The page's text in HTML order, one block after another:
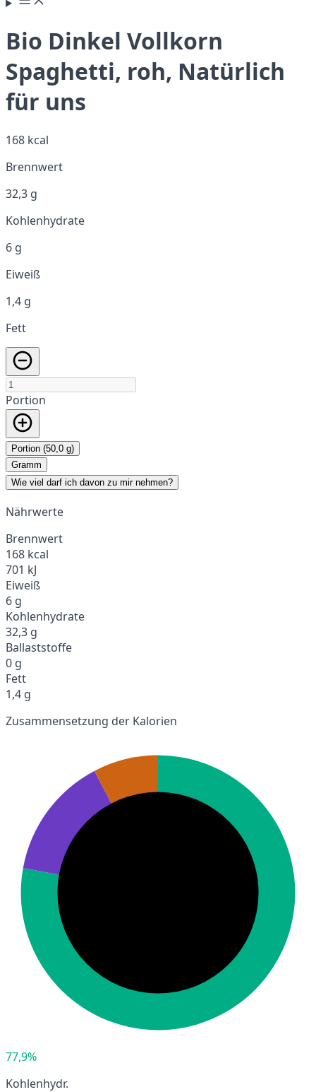
Bio Dinkel Vollkorn
Spaghetti, roh, Natürlich
für uns
168 kcal
Brennwert
32,3 g
Kohlenhydrate
6 g
Eiweiß
1,4 g
Fett
Portion
Portion (50,0 g)
Gramm
Wie viel darf ich davon zu mir nehmen?
Nährwerte
Brennwert
168 kcal
701 kJ
Eiweiß
6 g
Kohlenhydrate
32,3 g
Ballaststoffe
0 g
Fett
1,4 g
Zusammensetzung der Kalorien
77,9%
Kohlenhydr.